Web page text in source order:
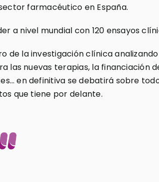
farmacéutico en España.
a nivel mundial con 120 ensayos
de la investigación clínica
las nuevas terapias, la
en definitiva se debatirá sobre
que tiene por delante.